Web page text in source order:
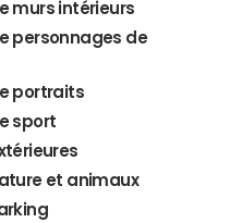
murs intérieurs
personnages de
portraits
sport
et animaux